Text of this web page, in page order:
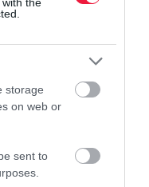
storage
on web or
sent to